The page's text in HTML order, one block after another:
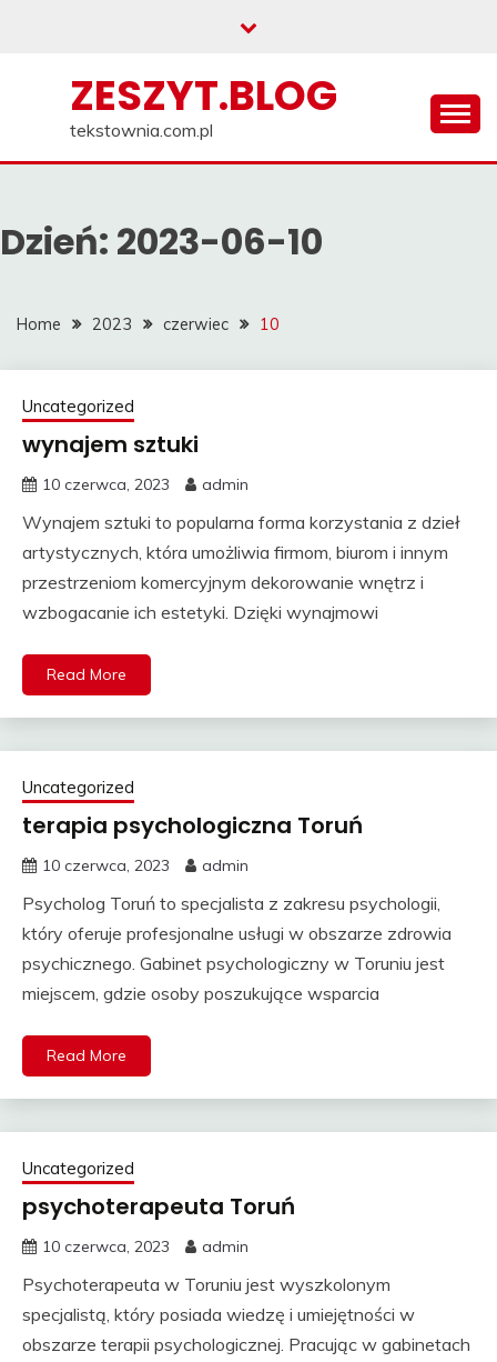
ZESZYT.BLOG
tekstownia.com.pl
Dzień: 2023-06-10
Home 2023 czerwiec 10
Uncategorized
wynajem sztuki
10 czerwca, 2023 admin
Wynajem sztuki to popularna forma korzystania z dzieł
artystycznych, która umożliwia firmom, biurom i innym
przestrzeniom komercyjnym dekorowanie wnętrz i
wzbogacanie ich estetyki. Dzięki wynajmowi
Read More
Uncategorized
terapia psychologiczna Toruń
10 czerwca, 2023 admin
Psycholog Toruń to specjalista z zakresu psychologii,
który oferuje profesjonalne usługi w obszarze zdrowia
psychicznego. Gabinet psychologiczny w Toruniu jest
miejscem, gdzie osoby poszukujące wsparcia
Read More
Uncategorized
psychoterapeuta Toruń
10 czerwca, 2023 admin
Psychoterapeuta w Toruniu jest wyszkolonym
specjalistą, który posiada wiedzę i umiejętności w
obszarze terapii psychologicznej. Pracując w gabinetach